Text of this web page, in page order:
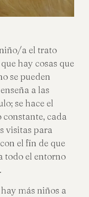
a el trato
hay cosas que
se pueden
a las
se hace el
constante, cada
visitas para
el fin de que
todo el entorno
más niños a